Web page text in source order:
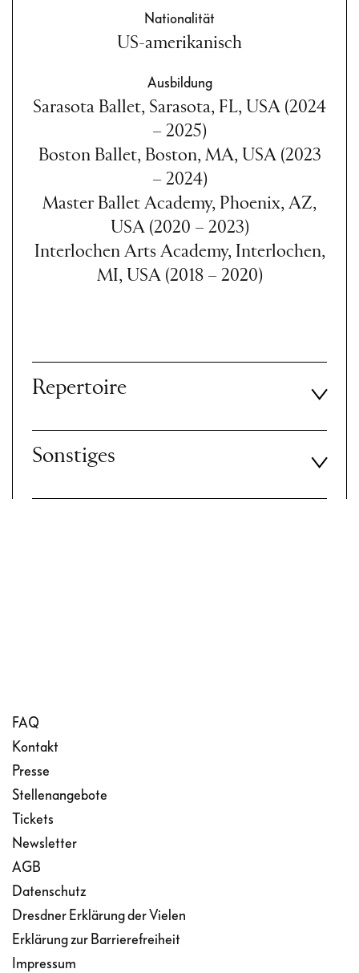
Nationalität
US-amerikanisch
Ausbildung
Sarasota Ballet, Sarasota, FL, USA (2024
– 2025)
Boston Ballet, Boston, MA, USA (2023
– 2024)
Master Ballet Academy, Phoenix, AZ,
USA (2020 – 2023)
Interlochen Arts Academy, Interlochen,
MI, USA (2018 – 2020)
Repertoire
Sonstiges
FAQ
Kontakt
Presse
Stellenangebote
Tickets
Newsletter
AGB
Datenschutz
Dresdner Erklärung der Vielen
Erklärung zur Barrierefreiheit
Impressum